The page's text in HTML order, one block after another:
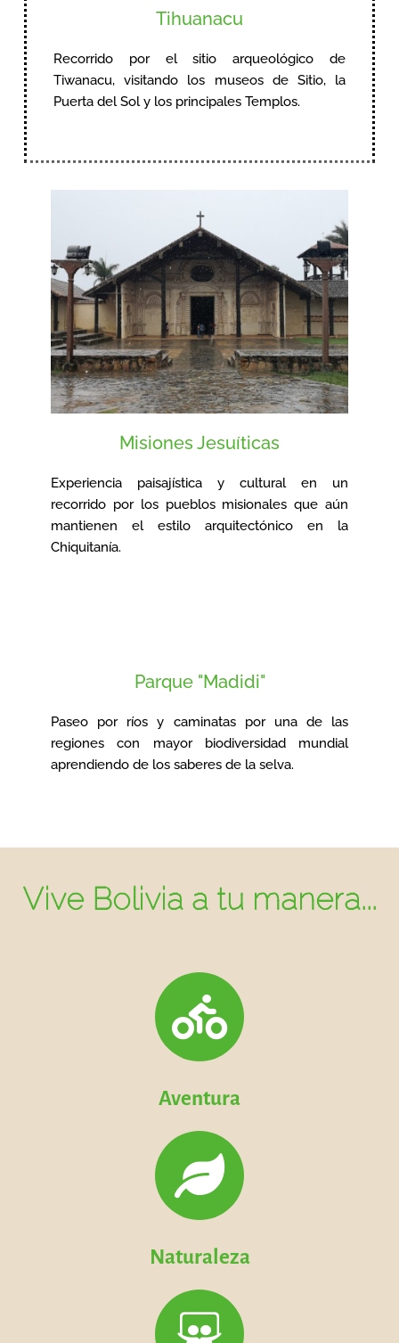
Tihuanacu
Recorrido por el sitio arqueológico de
Tiwanacu, visitando los museos de Sitio, la
Puerta del Sol y los principales Templos.
Misiones Jesuíticas
Experiencia paisajística y cultural en un
recorrido por los pueblos misionales que aún
mantienen el estilo arquitectónico en la
Chiquitanía.
Parque "Madidi"
Paseo por ríos y caminatas por una de las
regiones con mayor biodiversidad mundial
aprendiendo de los saberes de la selva.
Vive Bolivia a tu manera...
Aventura
Naturaleza